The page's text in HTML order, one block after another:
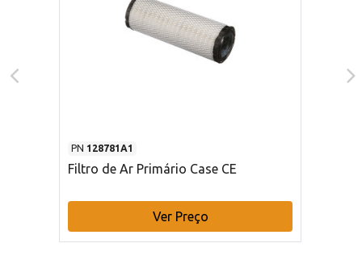
PN 128781A1
Filtro de Ar Primário Case CE
Ver Preço